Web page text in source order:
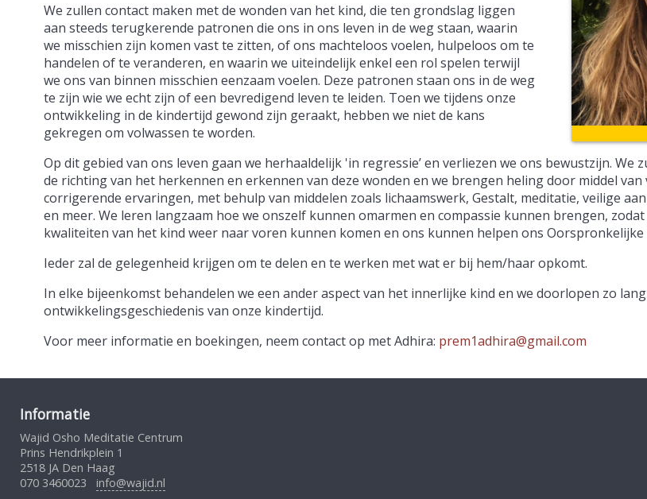
We zullen contact maken met de wonden van het kind, die ten grondslag liggen
aan steeds terugkerende patronen die ons in ons leven in de weg staan, waarin
we misschien zijn komen vast te zitten, of ons machteloos voelen, hulpeloos om te
handelen of te veranderen, en waarin we uiteindelijk enkel een rol spelen terwijl
we ons van binnen misschien eenzaam voelen. Deze patronen staan ons in de weg
te zijn wie we echt zijn of een bevredigend leven te leiden. Toen we tijdens onze
ontwikkeling in de kindertijd gewond zijn geraakt, hebben we niet de kans
gekregen om volwassen te worden.
Op dit gebied van ons leven gaan we herhaaldelijk 'in regressie’ en verliezen we ons bewustzijn. We
de richting van het herkennen en erkennen van deze wonden en we brengen heling door middel
corrigerende ervaringen, met behulp van middelen zoals lichaamswerk, Gestalt, meditatie, veilige
en meer. We leren langzaam hoe we onszelf kunnen omarmen en compassie kunnen brengen,
kwaliteiten van het kind weer naar voren kunnen komen en ons kunnen helpen ons Oorspronkelijke
Ieder zal de gelegenheid krijgen om te delen en te werken met wat er bij hem/haar opkomt.
In elke bijeenkomst behandelen we een ander aspect van het innerlijke kind en we doorlopen zo
ontwikkelingsgeschiedenis van onze kindertijd.
Voor meer informatie en boekingen, neem contact op met Adhira: prem1adhira@gmail.com
Informatie
Wajid Osho Meditatie Centrum
Prins Hendrikplein 1
2518 JA Den Haag
070 3460023 info@wajid.nl